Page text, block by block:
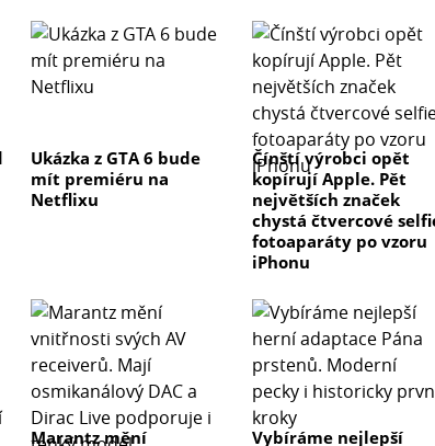
Ukázka z GTA 6 bude
mít premiéru na
Netflixu
Čínští výrobci opět
kopírují Apple. Pět
největších značek
chystá čtvercové
fotoaparáty po vzoru
iPhonu
Marantz mění Vybíráme nejlepší